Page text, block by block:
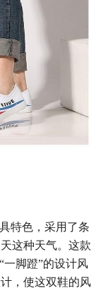
特色，采用了条
这种天气。这款
一脚蹬”的设计风
，使这双鞋的风